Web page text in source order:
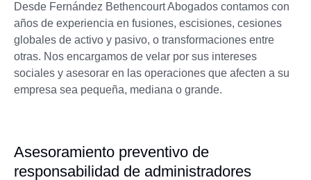
Desde Fernández Bethencourt Abogados contamos con
años de experiencia en fusiones, escisiones, cesiones
globales de activo y pasivo, o transformaciones entre
otras. Nos encargamos de velar por sus intereses
sociales y asesorar en las operaciones que afecten a su
empresa sea pequeña, mediana o grande.
Asesoramiento preventivo de
responsabilidad de administradores